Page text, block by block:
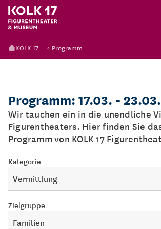
KOLK 17 Programm
Programm: 17.03. -
Wir tauchen ein in die unendliche
Figurentheaters. Hier finden Sie
Programm von KOLK 17
Kategorie
Vermittlung
Zielgruppe
Familien